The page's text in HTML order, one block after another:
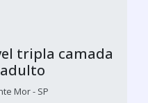
tripla camada
adulto
Mor - SP